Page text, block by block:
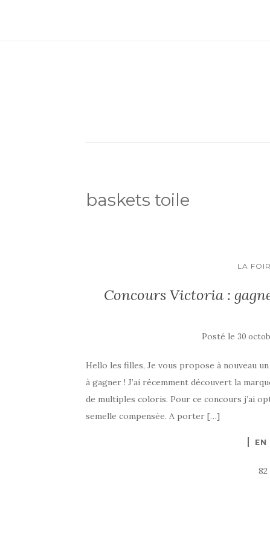
baskets toile
LA
Concours Victoria :
Posté le 30
Hello les filles, Je vous propose à nouveau
à gagner ! J’ai récemment découvert la
de multiples coloris. Pour ce concours j’ai
semelle compensée. A porter […]
EN